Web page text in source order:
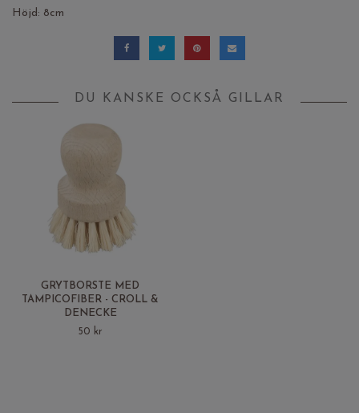
Höjd: 8cm
DU KANSKE OCKSÅ GILLAR
GRYTBORSTE MED
TAMPICOFIBER - CROLL &
DENECKE
50 kr